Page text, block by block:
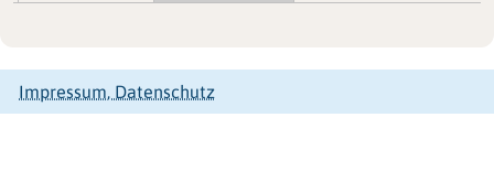
Impressum, Datenschutz